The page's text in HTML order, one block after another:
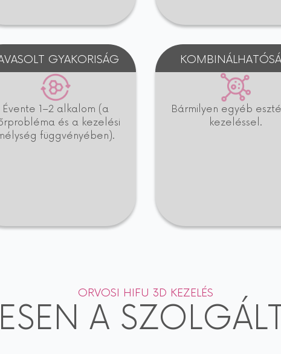
GYAKORISÁG
Évente 1–2 alkalom (a
és a kezelési
függvényében).
Bármilyen egyéb
kezeléssel.
ORVOSI HIFU 3D KEZELÉS
A